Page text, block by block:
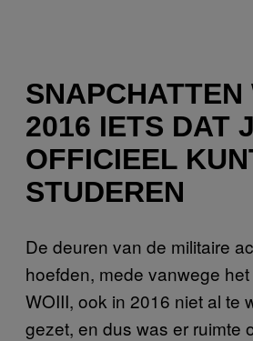
SNAPCHATTEN
2016 IETS DAT
OFFICIEEL
STUDEREN
De deuren van de militaire
hoefden, mede vanwege
WOIII, ook in 2016 niet al te
gezet, en dus was er ruimte